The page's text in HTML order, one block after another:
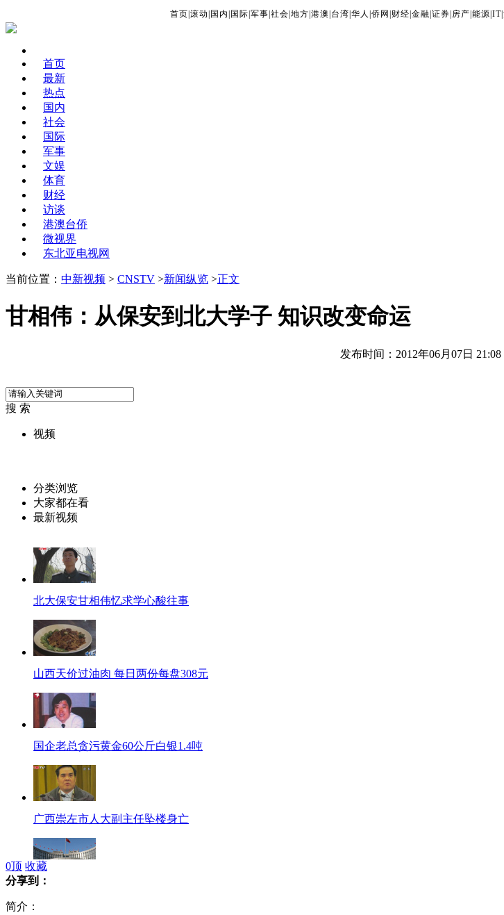
首页 滚动 国内 国际 军事 社会 地方 港澳 台湾 华人 侨网 财经 金融 证券 房产 能源 IT|
首页
最新
热点
国内
社会
国际
军事
文娱
体育
财经
访谈
港澳台侨
微视界
东北亚电视网
当前位置： 中新视频 > CNSTV >新闻纵览 >正文
甘相伟：从保安到北大学子 知识改变命运
发布时间：2012年06月07日 21:08
搜 索
视频
分类浏览
大家都在看
最新视频
北大保安甘相伟忆求学心酸往事
山西天价过油肉 每日两份每盘308元
国企老总贪污黄金60公斤白银1.4吨
广西崇左市人大副主任坠楼身亡
0顶 收藏
分享到：
简介：